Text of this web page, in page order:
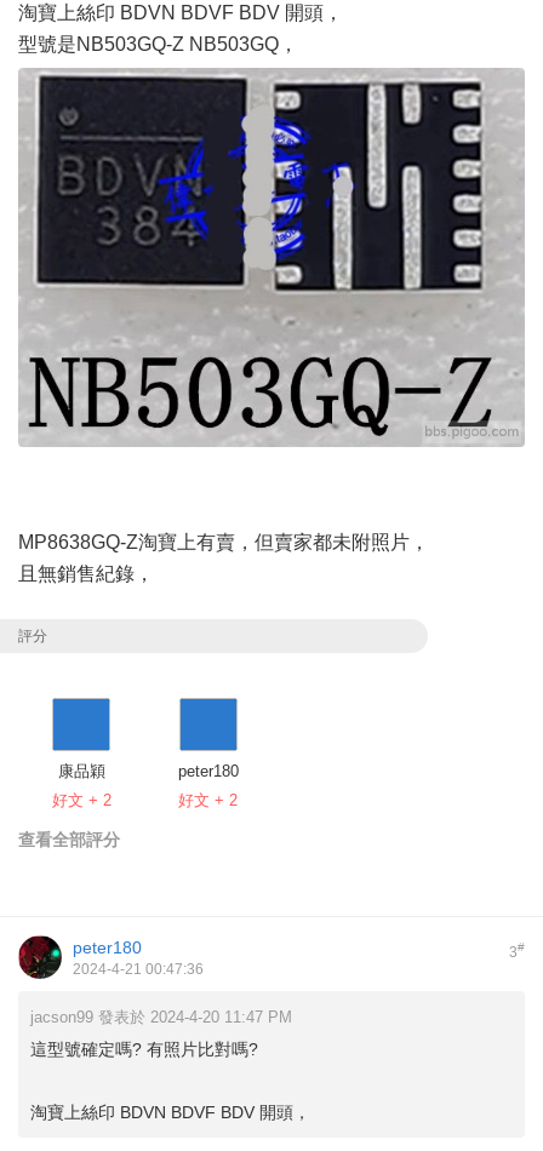
淘寶上絲印 BDVN BDVF BDV 開頭，
型號是NB503GQ-Z NB503GQ，
MP8638GQ-Z淘寶上有賣，但賣家都未附照片，
且無銷售紀錄，
評分
康品穎
好文 + 2
peter180
好文 + 2
查看全部評分
3#
peter180
2024-4-21 00:47:36
jacson99 發表於 2024-4-20 11:47 PM
這型號確定嗎? 有照片比對嗎?
淘寶上絲印 BDVN BDVF BDV 開頭，